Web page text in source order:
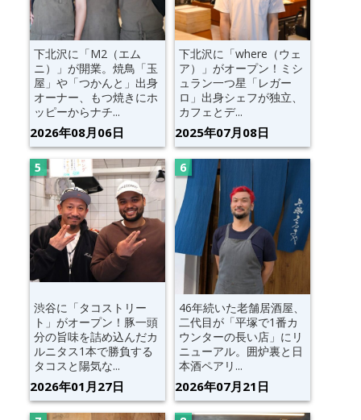
下北沢に「M2（エム
ニ）」が開業。焼鳥「玉
屋」や「つかんと」出身
オーナー、もつ焼きにホ
ッピーからナチ...
2026年08月06日
下北沢に「where（ウェ
ア）」がオープン！ミシ
ュラン一つ星「レガー
ロ」出身シェフが独立、
カフェとデ...
2025年07月08日
渋谷に「タコストリー
ト」がオープン！豚一頭
分の旨味を詰め込んだカ
ルニタス1本で勝負する
タコスと陽気な...
2026年01月27日
46年続いた老舗居酒屋、
二代目が「平塚で1番カ
ウンターの長い店」にリ
ニューアル。囲炉裏と日
本酒ペアリ...
2026年07月21日